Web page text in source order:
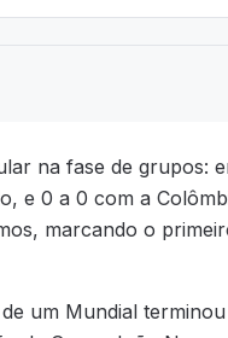
na fase de grupos:
e 0 a 0 com a
marcando o
um Mundial